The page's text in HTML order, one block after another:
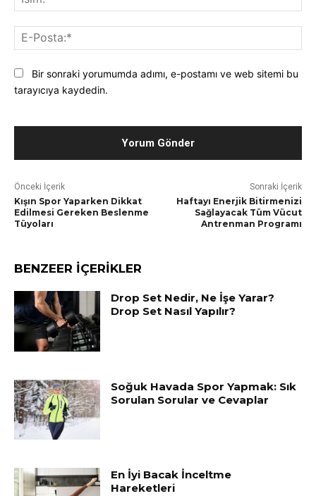
Bir sonraki yorumumda adımı, e-postamı ve web sitemi bu
tarayıcıya kaydedin.
Önceki İçerik
Kışın Spor Yaparken Dikkat
Edilmesi Gereken Beslenme
Tüyoları
Sonraki İçerik
Haftayı Enerjik Bitirmenizi
Sağlayacak Tüm Vücut
Antrenman Programı
BENZEER İÇERİKLER
Drop Set Nedir, Ne İşe Yarar?
Drop Set Nasıl Yapılır?
Soğuk Havada Spor Yapmak: Sık
Sorulan Sorular ve Cevaplar
En İyi Bacak İnceltme
Hareketleri